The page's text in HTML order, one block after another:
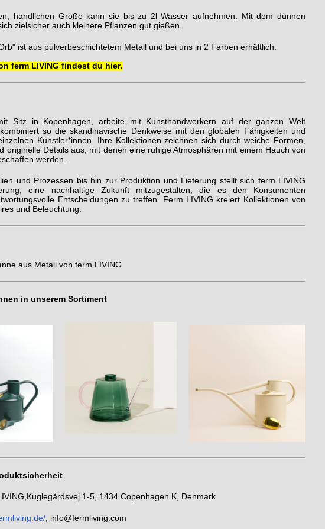
handlichen Größe kann sie bis zu 2l Wasser aufnehmen. Mit dem dünnen
zielsicher auch kleinere Pflanzen gut gießen.
ist aus pulverbeschichtetem Metall und bei uns in 2 Farben erhältlich.
ferm LIVING findest du hier.
Sitz in Kopenhagen, arbeite mit Kunsthandwerkern auf der ganzen Welt
so die skandinavische Denkweise mit den globalen Fähigkeiten und
Künstler*innen. Ihre Kollektionen zeichnen sich durch weiche Formen,
originelle Details aus, mit denen eine ruhige Atmosphären mit einem Hauch von
werden.
und Prozessen bis hin zur Produktion und Lieferung stellt sich ferm LIVING
eine nachhaltige Zukunft mitzugestalten, die es den Konsumenten
Entscheidungen zu treffen. Ferm LIVING kreiert Kollektionen von
und Beleuchtung.
aus Metall von ferm LIVING
in unserem Sortiment
1-5, 1434 Copenhagen K, Denmark
, info@fermliving.com